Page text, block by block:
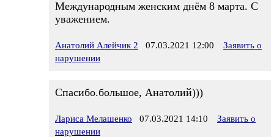
Международным женским днём 8 марта. С
уважением.
Анатолий Алейчик 2 07.03.2021 12:00
Заявить о
нарушении
Спасибо.большое, Анатолий)))
Лариса Мелашенко 07.03.2021 14:10
Заявить о
нарушении